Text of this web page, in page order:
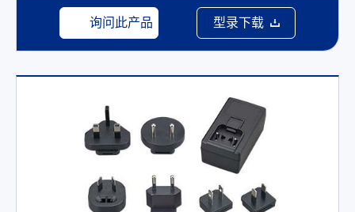
询问此产品 型录下载